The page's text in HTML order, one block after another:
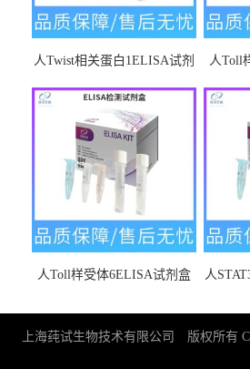
人Twist相关蛋白1ELISA试剂
人Toll
人Toll样受体6ELISA试剂盒
人
上海莼试生物技术有限公司 版权所有